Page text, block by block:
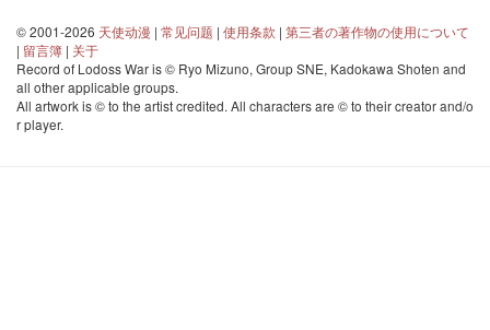
© 2001-2026 天使动漫 | 常见问题 | 使用条款 | 第三者の著作物の使用について
| 留言簿 | 关于
Record of Lodoss War is © Ryo Mizuno, Group SNE, Kadokawa Shoten and
all other applicable groups.
All artwork is © to the artist credited. All characters are © to their creator and/o
r player.